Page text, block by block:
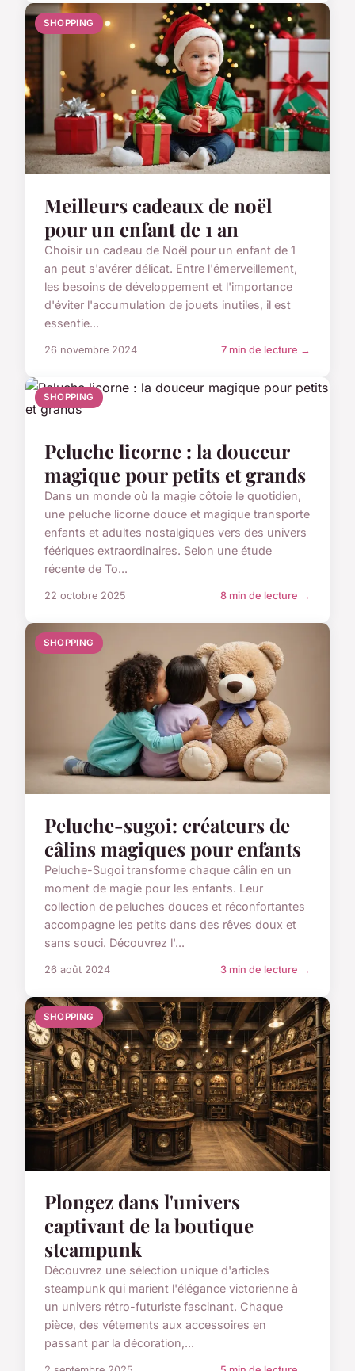
SHOPPING
Meilleurs cadeaux de noël
pour un enfant de 1 an
Choisir un cadeau de Noël pour un enfant de 1
an peut s'avérer délicat. Entre l'émerveillement,
les besoins de développement et l'importance
d'éviter l'accumulation de jouets inutiles, il est
essentie...
26 novembre 2024 7 min de lecture →
SHOPPING
Peluche licorne : la douceur
magique pour petits et grands
Dans un monde où la magie côtoie le quotidien,
une peluche licorne douce et magique transporte
enfants et adultes nostalgiques vers des univers
féériques extraordinaires. Selon une étude
récente de To...
22 octobre 2025 8 min de lecture →
SHOPPING
Peluche-sugoi: créateurs de
câlins magiques pour enfants
Peluche-Sugoi transforme chaque câlin en un
moment de magie pour les enfants. Leur
collection de peluches douces et réconfortantes
accompagne les petits dans des rêves doux et
sans souci. Découvrez l'...
26 août 2024 3 min de lecture →
SHOPPING
Plongez dans l'univers
captivant de la boutique
steampunk
Découvrez une sélection unique d'articles
steampunk qui marient l'élégance victorienne à
un univers rétro-futuriste fascinant. Chaque
pièce, des vêtements aux accessoires en
passant par la décoration,...